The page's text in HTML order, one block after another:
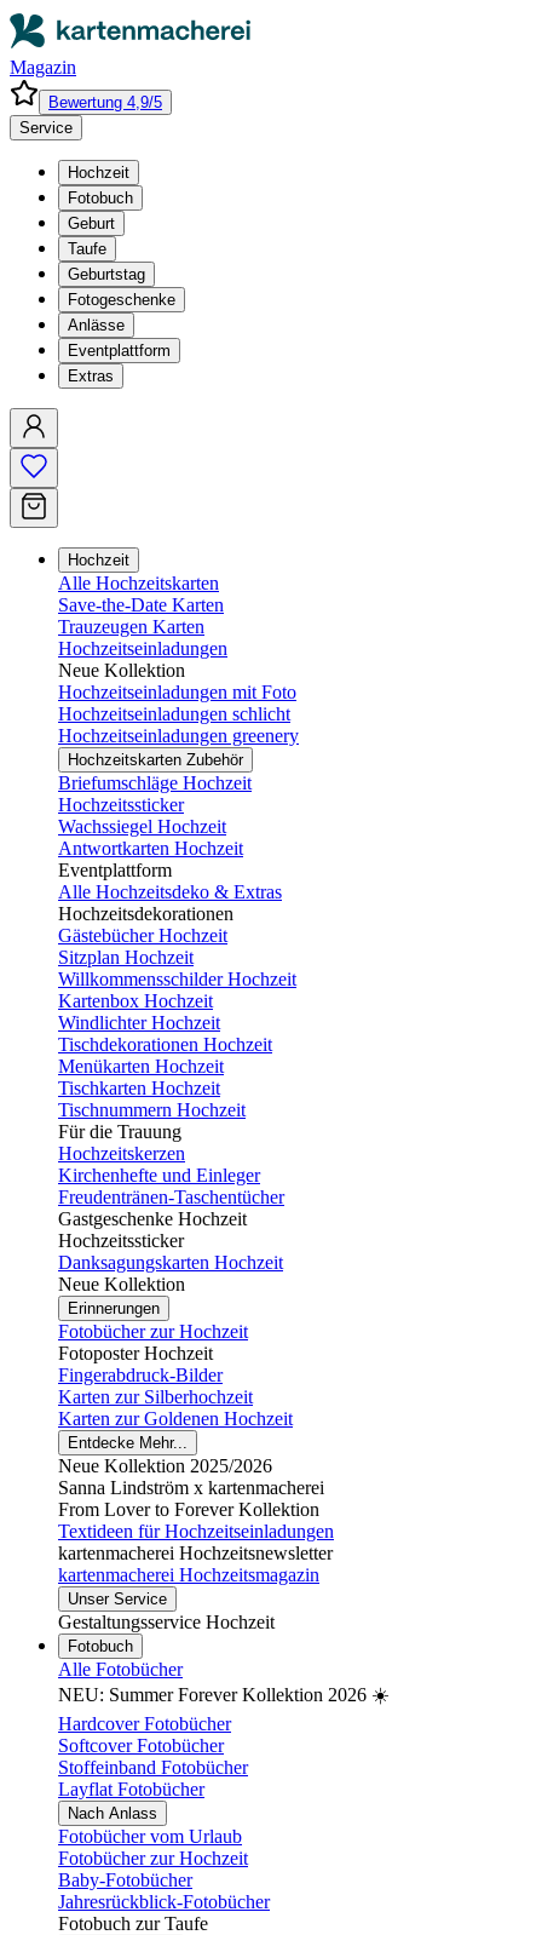
Magazin
Bewertung 4,9/5
Service
Hochzeit
Fotobuch
Geburt
Taufe
Geburtstag
Fotogeschenke
Anlässe
Eventplattform
Extras
Hochzeit
Alle Hochzeitskarten
Save-the-Date Karten
Trauzeugen Karten
Hochzeitseinladungen
Neue Kollektion
Hochzeitseinladungen mit Foto
Hochzeitseinladungen schlicht
Hochzeitseinladungen greenery
Hochzeitskarten Zubehör
Briefumschläge Hochzeit
Hochzeitssticker
Wachssiegel Hochzeit
Antwortkarten Hochzeit
Eventplattform
Alle Hochzeitsdeko & Extras
Hochzeitsdekorationen
Gästebücher Hochzeit
Sitzplan Hochzeit
Willkommensschilder Hochzeit
Kartenbox Hochzeit
Windlichter Hochzeit
Tischdekorationen Hochzeit
Menükarten Hochzeit
Tischkarten Hochzeit
Tischnummern Hochzeit
Für die Trauung
Hochzeitskerzen
Kirchenhefte und Einleger
Freudentränen-Taschentücher
Gastgeschenke Hochzeit
Hochzeitssticker
Danksagungskarten Hochzeit
Neue Kollektion
Erinnerungen
Fotobücher zur Hochzeit
Fotoposter Hochzeit
Fingerabdruck-Bilder
Karten zur Silberhochzeit
Karten zur Goldenen Hochzeit
Entdecke Mehr...
Neue Kollektion 2025/2026
Sanna Lindström x kartenmacherei
From Lover to Forever Kollektion
Textideen für Hochzeitseinladungen
kartenmacherei Hochzeitsnewsletter
kartenmacherei Hochzeitsmagazin
Unser Service
Gestaltungsservice Hochzeit
Fotobuch
Alle Fotobücher
NEU: Summer Forever Kollektion 2026 ☀️
Hardcover Fotobücher
Softcover Fotobücher
Stoffeinband Fotobücher
Layflat Fotobücher
Nach Anlass
Fotobücher vom Urlaub
Fotobücher zur Hochzeit
Baby-Fotobücher
Jahresrückblick-Fotobücher
Fotobuch zur Taufe